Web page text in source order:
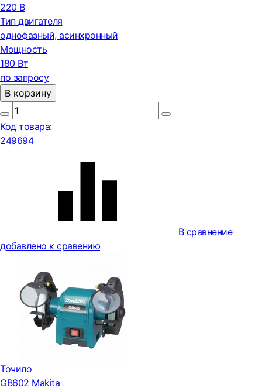
220 В
Тип двигателя
однофазный, асинхронный
Мощность
180 Вт
по запросу
В корзину
Код товара:
249694
В сравнение
добавлено к сравению
Точило
GB602 Makita